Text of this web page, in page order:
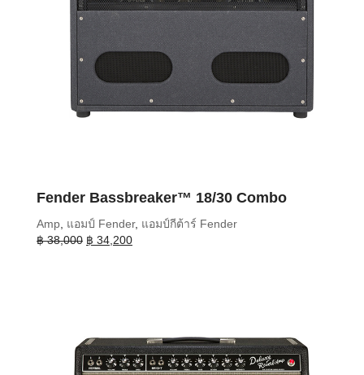
Fender Bassbreaker™ 18/30 Combo
Amp แอมป์ Fender, แอมป์กีต้าร์ Fender
฿38,000 Original
฿ 34,200Current